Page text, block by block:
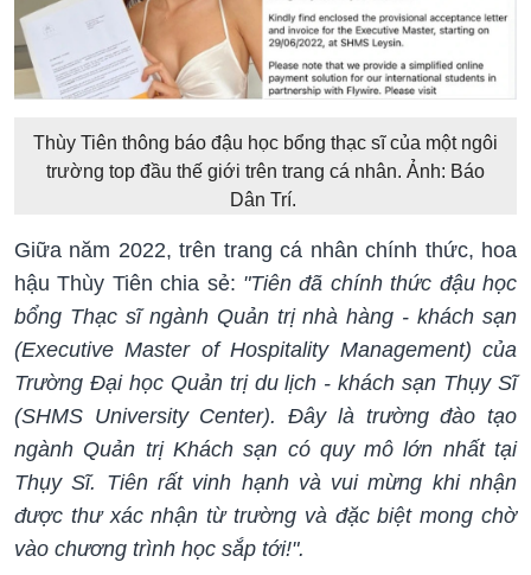
Thùy Tiên thông báo đậu học bổng thạc sĩ của một ngôi
trường top đầu thế giới trên trang cá nhân. Ảnh: Báo
Dân Trí.
Giữa năm 2022, trên trang cá nhân chính thức, hoa
hậu Thùy Tiên chia sẻ: "Tiên đã chính thức đậu học
bổng Thạc sĩ ngành Quản trị nhà hàng - khách sạn
(Executive Master of Hospitality Management) của
Trường Đại học Quản trị du lịch - khách sạn Thụy Sĩ
(SHMS University Center). Đây là trường đào tạo
ngành Quản trị Khách sạn có quy mô lớn nhất tại
Thụy Sĩ. Tiên rất vinh hạnh và vui mừng khi nhận
được thư xác nhận từ trường và đặc biệt mong chờ
vào chương trình học sắp tới!".